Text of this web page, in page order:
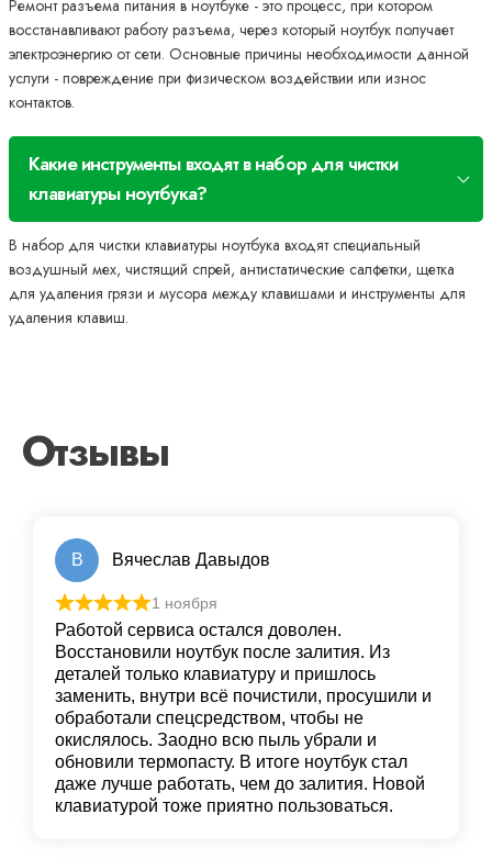
Ремонт разъема питания в ноутбуке - это процесс, при котором
восстанавливают работу разъема, через который ноутбук получает
электроэнергию от сети. Основные причины необходимости данной
услуги - повреждение при физическом воздействии или износ
контактов.
Какие инструменты входят в набор для чистки
клавиатуры ноутбука?
В набор для чистки клавиатуры ноутбука входят специальный
воздушный мех, чистящий спрей, антистатические салфетки, щетка
для удаления грязи и мусора между клавишами и инструменты для
удаления клавиш.
Отзывы
В Вячеслав Давыдов
1 ноября
Работой сервиса остался доволен.
Восстановили ноутбук после залития. Из
деталей только клавиатуру и пришлось
заменить, внутри всё почистили, просушили и
обработали спецсредством, чтобы не
окислялось. Заодно всю пыль убрали и
обновили термопасту. В итоге ноутбук стал
даже лучше работать, чем до залития. Новой
клавиатурой тоже приятно пользоваться.